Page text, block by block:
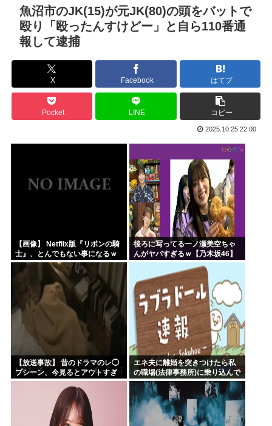
韓国人「韓国サッカー協会が行った国際試合の性的接待の全容...
【超画像 】週刊少年ジャンプ、世代交代に失敗
外国人「2002年W杯は?」韓国サッカーに衝撃的不祥事！...
海外「日本なんて行くんじゃなかった…」 日本を知ってしま...
え？なんでみんな『みいちゃんと山田さん』のアニメ化に怒っ...
【衝撃】 韓国人「宮崎駿が首を縦に振った金額」
韓国人「韓国サッカー協会が行った国際試合の性的接待の全容...
【HUNTER×HUNTER】ヒソカさん、ビスケより弱か...
安倍昭恵「なんで安倍晋三が殺されたのか今でもわからない」
中国が対米ドローン規制強化して世界が騒然！←「事実上の禁...
海外「日本なんて行くんじゃなかった…」 日本を知ってしま...
クルド人問題を訴えてきた河合ゆうすけ、埼玉県知事選挙に立...
魚沼市のJK(15)が元JK(80)の頭をバットで
殴り「殴ったんすけどー」と自ら110番通
報して逮捕
X Facebook はてブ
Pocket LINE コピー
2025.10.25 22:00
【画像】 Netflix版『リボンの騎
士』、とんでもない事になるｗ
ｗｗｗｗ
後ろに写ってる一ノ瀬美空ちゃ
んがヤバすぎるｗ【乃木坂46】
【放送事故】 昔のドラマのレ◯
プシーン、今見るとアウトすぎ
る・・・
エネ夫に離婚を突きつけたら私
の職場(法律事務所)に乗り込んで
きた 堂々と「離婚の法律相談で
す。母の薦めでこちらに参りま
した」と言っているが、...